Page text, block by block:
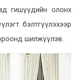
гишүүдийн олонх
бэлтгүүлэхээр
шилжүүлэв.